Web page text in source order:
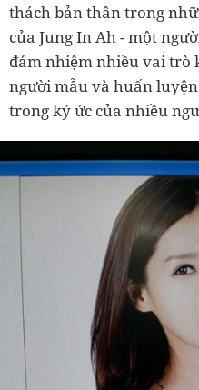
thách bản thân trong
của Jung In Ah - một
đảm nhiệm nhiều vai trò
người mẫu và huấn
trong ký ức của nhiều